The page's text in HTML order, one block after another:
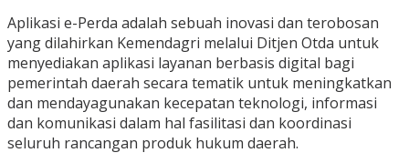
Aplikasi e-Perda adalah sebuah inovasi dan terobosan
yang dilahirkan Kemendagri melalui Ditjen Otda untuk
menyediakan aplikasi layanan berbasis digital bagi
pemerintah daerah secara tematik untuk meningkatkan
dan mendayagunakan kecepatan teknologi, informasi
dan komunikasi dalam hal fasilitasi dan koordinasi
seluruh rancangan produk hukum daerah.